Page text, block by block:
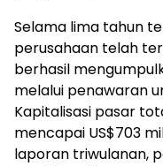
Selama lima tahun
perusahaan telah
berhasil
melalui penawaran
Kapitalisasi pasar
mencapai US$703
laporan triwulanan,